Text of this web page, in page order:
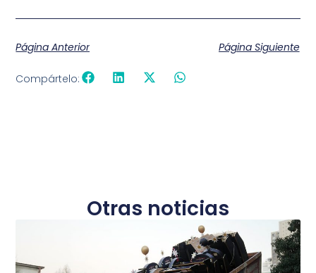
Página Anterior Página Siguiente
Compártelo:
Otras noticias